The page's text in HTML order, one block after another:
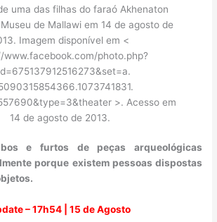
uma das filhas do faraó Akhenaton
de Mallawi em 14 de agosto de
Imagem disponível em <
www.facebook.com/photo.php?
>. Acesso em
14 de agosto de 2013.
e furtos de peças arqueológicas
porque existem pessoas dispostas
– 17h54 | 15 de Agosto